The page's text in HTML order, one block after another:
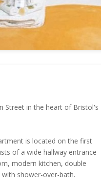
Street in the heart of Bristol's
is located on the first
of a wide hallway entrance
modern kitchen, double
shower-over-bath.